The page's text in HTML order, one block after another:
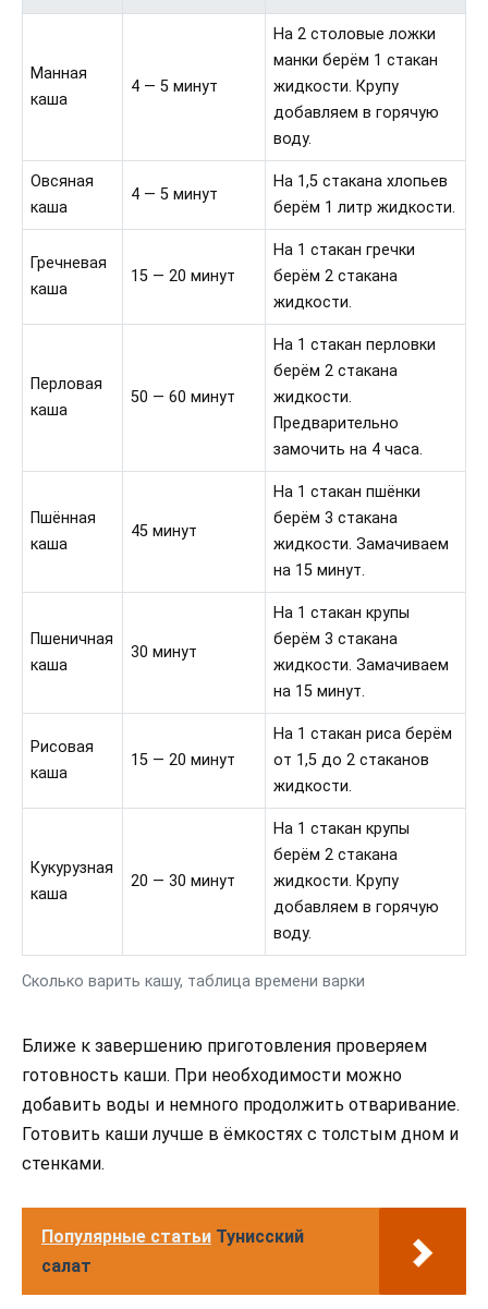
Сколько варить кашу, таблица времени варки
Манная
каша
4 — 5 минут
На 2 столовые ложки
манки берём 1 стакан
жидкости. Крупу
добавляем в горячую
воду.
Овсяная
каша
4 — 5 минут
На 1,5 стакана хлопьев
берём 1 литр жидкости.
Гречневая
каша
15 — 20 минут
На 1 стакан гречки
берём 2 стакана
жидкости.
Перловая
каша
50 — 60 минут
На 1 стакан перловки
берём 2 стакана
жидкости.
Предварительно
замочить на 4 часа.
Пшённая
каша
45 минут
На 1 стакан пшёнки
берём 3 стакана
жидкости. Замачиваем
на 15 минут.
Пшеничная
каша
30 минут
На 1 стакан крупы
берём 3 стакана
жидкости. Замачиваем
на 15 минут.
Рисовая
каша
15 — 20 минут
На 1 стакан риса берём
от 1,5 до 2 стаканов
жидкости.
Кукурузная
каша
20 — 30 минут
На 1 стакан крупы
берём 2 стакана
жидкости. Крупу
добавляем в горячую
воду.
Ближе к завершению приготовления проверяем
готовность каши. При необходимости можно
добавить воды и немного продолжить отваривание.
Готовить каши лучше в ёмкостях с толстым дном и
стенками.
Популярные статьи Тунисский
салат